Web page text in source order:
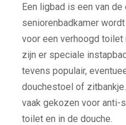
Een ligbad is een van
seniorenbadkamer
voor een verhoogd toilet
zijn er speciale
tevens populair,
douchestoel of
vaak gekozen voor
toilet en in de douche.